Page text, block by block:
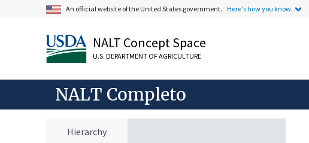
An official website of the United States government. Here's how you know.
NALT Concept Space
U.S. DEPARTMENT OF AGRICULTURE
NALT Completo
Hierarchy